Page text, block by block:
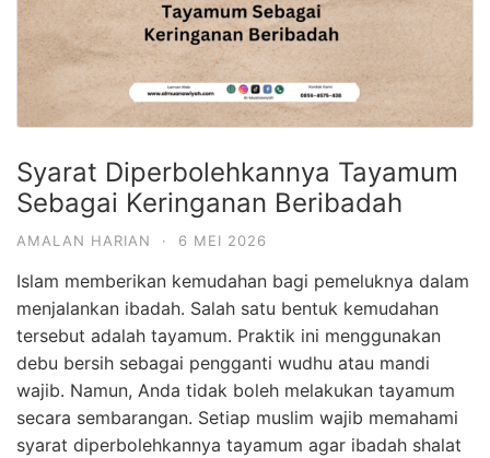
Syarat Diperbolehkannya Tayamum
Sebagai Keringanan Beribadah
AMALAN HARIAN · 6 MEI 2026
Islam memberikan kemudahan bagi pemeluknya dalam
menjalankan ibadah. Salah satu bentuk kemudahan
tersebut adalah tayamum. Praktik ini menggunakan
debu bersih sebagai pengganti wudhu atau mandi
wajib. Namun, Anda tidak boleh melakukan tayamum
secara sembarangan. Setiap muslim wajib memahami
syarat diperbolehkannya tayamum agar ibadah shalat